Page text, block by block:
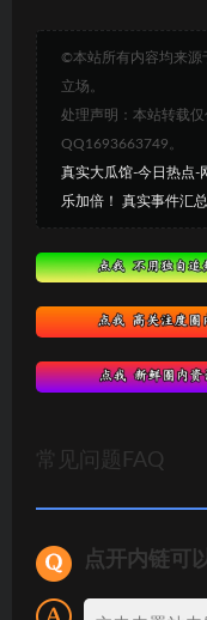
©本站所有内容均来源
立场。
处理声明：本站转载
QQ1693663749。
真实大瓜馆-今日热点-
乐加倍！ 真实事件汇总
常见问题FAQ
点开内链可